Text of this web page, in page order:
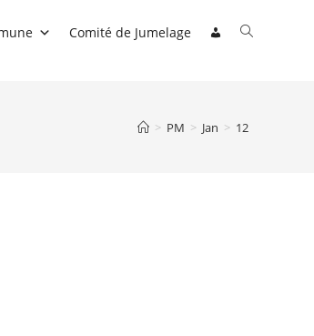
Comité de Jumelage Toggle
> PM > Jan > 12